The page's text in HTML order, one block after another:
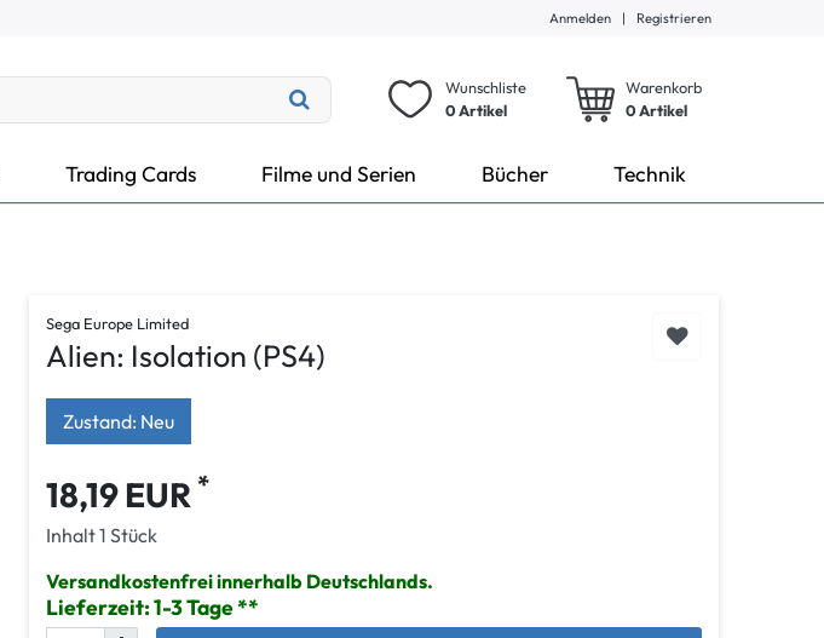
Anmelden | Registrieren
Wunschliste
0 Artikel
Warenkorb
0Artikel
Trading Cards Filme und Serien Bücher Technik
Sega Europe Limited
Alien: Isolation (PS4)
Zustand: Neu
18,19 EUR *
Inhalt1 Stück
Versandkostenfrei innerhalb Deutschlands.
Lieferzeit: 1-3 Tage